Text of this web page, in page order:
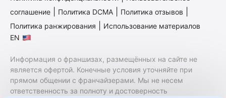
соглашение
Политика DCMA Политика отзывов
Политика ранжирования
Использование материалов
EN
Информация о франшизах, размещённых на сайте не
является офертой. Конечные условия уточняйте при
прямом общении с франчайзерами. Мы не несем
ответственность за полноту и достоверность